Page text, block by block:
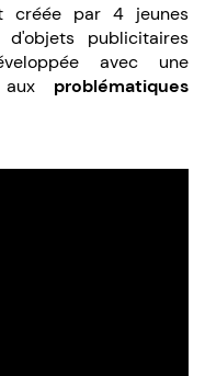
créée par 4 jeunes
publicitaires
avec une
aux problématiques